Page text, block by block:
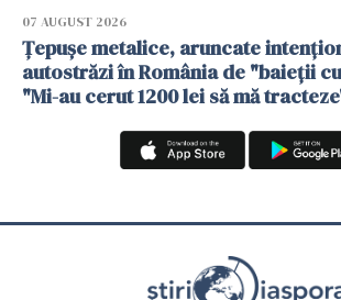
07 AUGUST 2026
Țepușe metalice, aruncate
autostrăzi în România de "baieții
"Mi-au cerut 1200 lei să mă